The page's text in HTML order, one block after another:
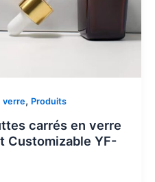
verre, Produits
carrés en verre
Customizable YF-